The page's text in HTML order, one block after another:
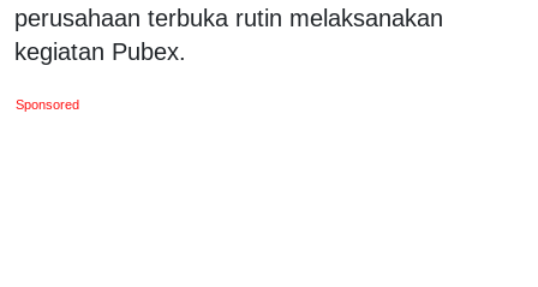
perusahaan terbuka rutin melaksanakan
kegiatan Pubex.
Sponsored